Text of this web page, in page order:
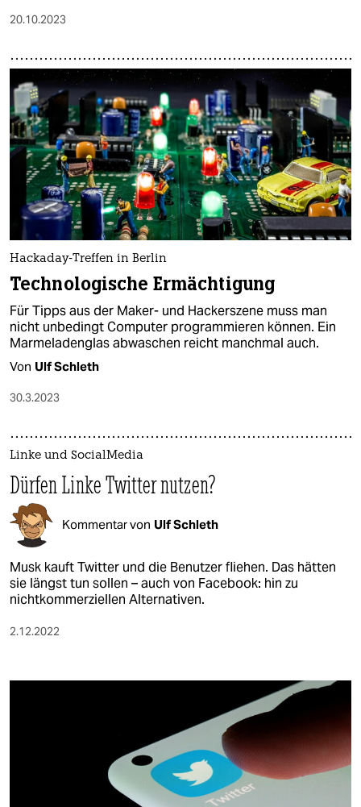
20.10.2023
Hackaday-Treffen in Berlin
Technologische Ermächtigung
Für Tipps aus der Maker- und Hackerszene muss man
nicht unbedingt Computer programmieren können. Ein
Marmeladenglas abwaschen reicht manchmal auch.
Von Ulf Schleth
30.3.2023
Linke und SocialMedia
Dürfen Linke Twitter nutzen?
Kommentar von Ulf Schleth
Musk kauft Twitter und die Benutzer fliehen. Das hätten
sie längst tun sollen – auch von Facebook: hin zu
nichtkommerziellen Alternativen.
2.12.2022